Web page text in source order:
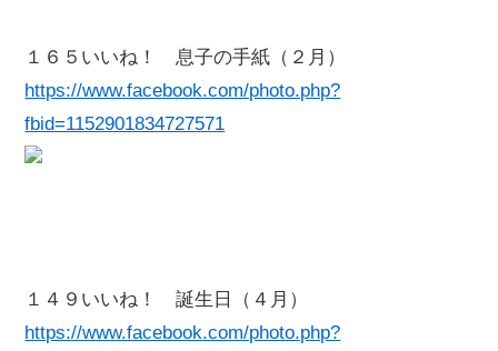
１６５いいね！ 息子の手紙（２月）
https://www.facebook.com/photo.php?
fbid=1152901834727571
１４９いいね！ 誕生日（４月）
https://www.facebook.com/photo.php?